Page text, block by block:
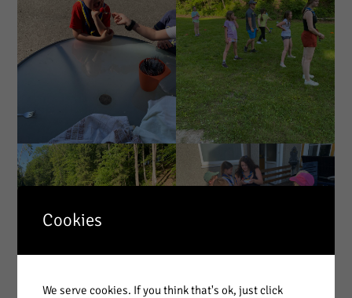
Cookies
We serve cookies. If you think that's ok, just click